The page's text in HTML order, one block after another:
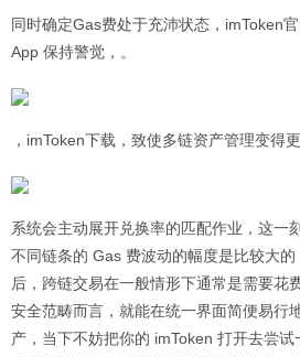
同时确定Gas费处于充沛状态，imToken
App 保持警觉，。
，imToken下载，致使多链资产管理变得
系统会主动展开兑换率的匹配作业，这一
不同链条的 Gas 费波动的幅度是比较大
后，跨链交易在一般情形下通常是需要花
安全范畴而言，就能在统一界面简便易行
产，当下不妨把你的 imToken 打开去尝